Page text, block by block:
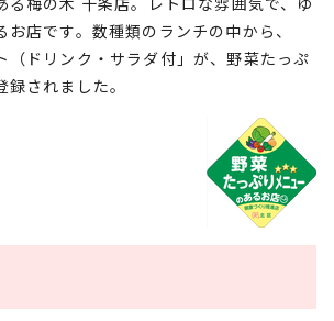
店です。数種類のランチの中から、
（ドリンク・サラダ付」が、野菜たっぷ
されました。